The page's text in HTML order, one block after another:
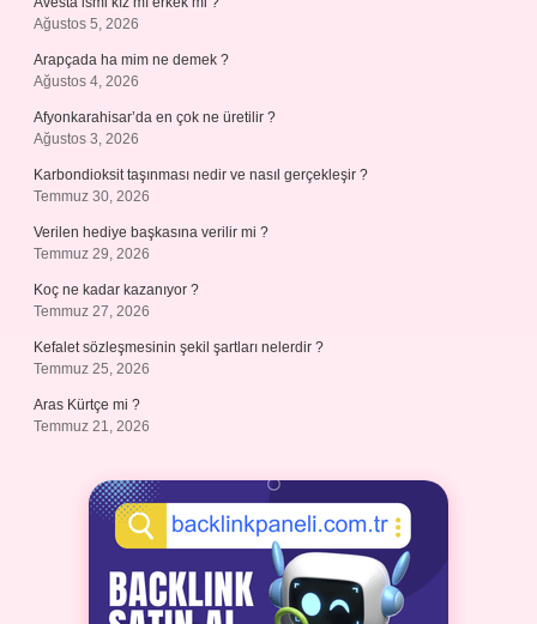
Ağustos 5, 2026
Arapçada ha mim ne demek ?
Ağustos 4, 2026
Afyonkarahisar’da en çok ne üretilir ?
Ağustos 3, 2026
Karbondioksit taşınması nedir ve nasıl gerçekleşir ?
Temmuz 30, 2026
Verilen hediye başkasına verilir mi ?
Temmuz 29, 2026
Koç ne kadar kazanıyor ?
Temmuz 27, 2026
Kefalet sözleşmesinin şekil şartları nelerdir ?
Temmuz 25, 2026
Aras Kürtçe mi ?
Temmuz 21, 2026